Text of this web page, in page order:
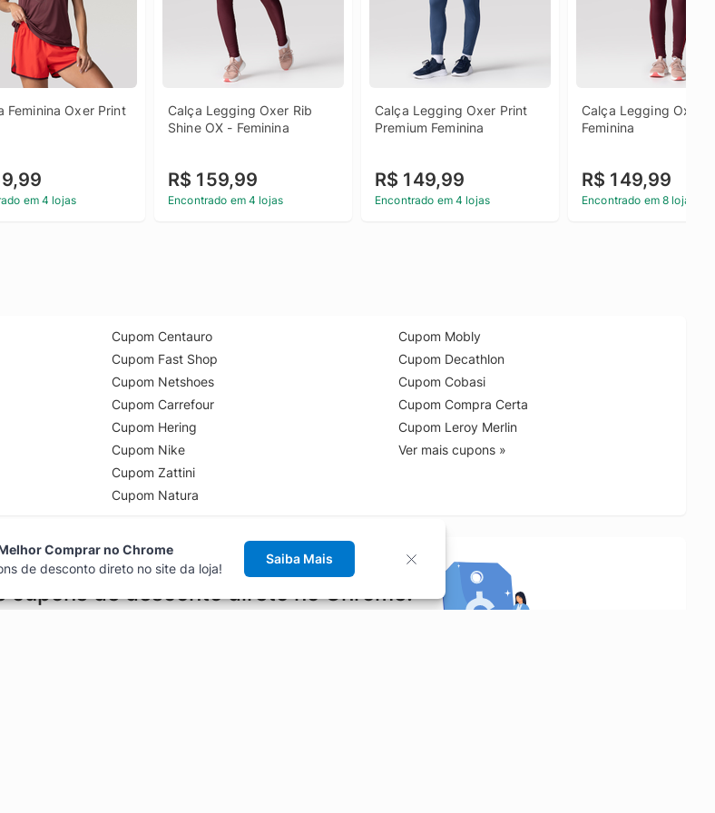
Feminina Oxer Print
em 4 lojas
Calça Legging Oxer Rib
Shine OX - Feminina
R$ 159,99
Encontrado em 4 lojas
Calça Legging Oxer Print
Premium Feminina
R$ 149,99
Encontrado em 4 lojas
Calça Legging Oxer
Feminina
R$ 149,99
Encontrado em 8 lojas
Cupom Centauro
Cupom Fast Shop
Cupom Netshoes
Cupom Carrefour
Cupom Hering
Cupom Nike
Cupom Zattini
Cupom Natura
Cupom Mobly
Cupom Decathlon
Cupom Cobasi
Cupom Compra Certa
Cupom Leroy Merlin
Ver mais cupons »
cupons de desconto direto no Chrome!
Comprar no Chrome
de desconto direto no site da loja!
Saiba Mais